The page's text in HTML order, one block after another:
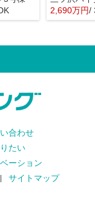
2,690万円/
合わせ
たい
ーション
サイトマップ